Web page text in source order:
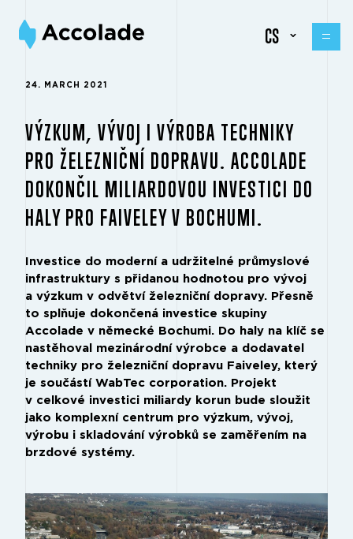
CS
24. MARCH 2021
VÝZKUM, VÝVOJ I VÝROBA TECHNIKY
PRO ŽELEZNIČNÍ DOPRAVU. ACCOLADE
DOKONČIL MILIARDOVOU INVESTICI DO
HALY PRO FAIVELEY V BOCHUMI.
Investice do moderní a udržitelné průmyslové
infrastruktury s přidanou hodnotou pro vývoj
a výzkum v odvětví železniční dopravy. Přesně
to splňuje dokončená investice skupiny
Accolade v německé Bochumi. Do haly na klíč se
nastěhoval mezinárodní výrobce a dodavatel
techniky pro železniční dopravu Faiveley, který
je součástí WabTec corporation. Projekt
v celkové investici miliardy korun bude sloužit
jako komplexní centrum pro výzkum, vývoj,
výrobu i skladování výrobků se zaměřením na
brzdové systémy.